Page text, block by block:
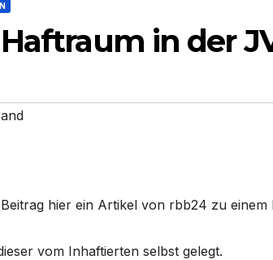
in der
hier ein Artikel von rbb24 zu
vom Inhaftierten selbst gelegt.